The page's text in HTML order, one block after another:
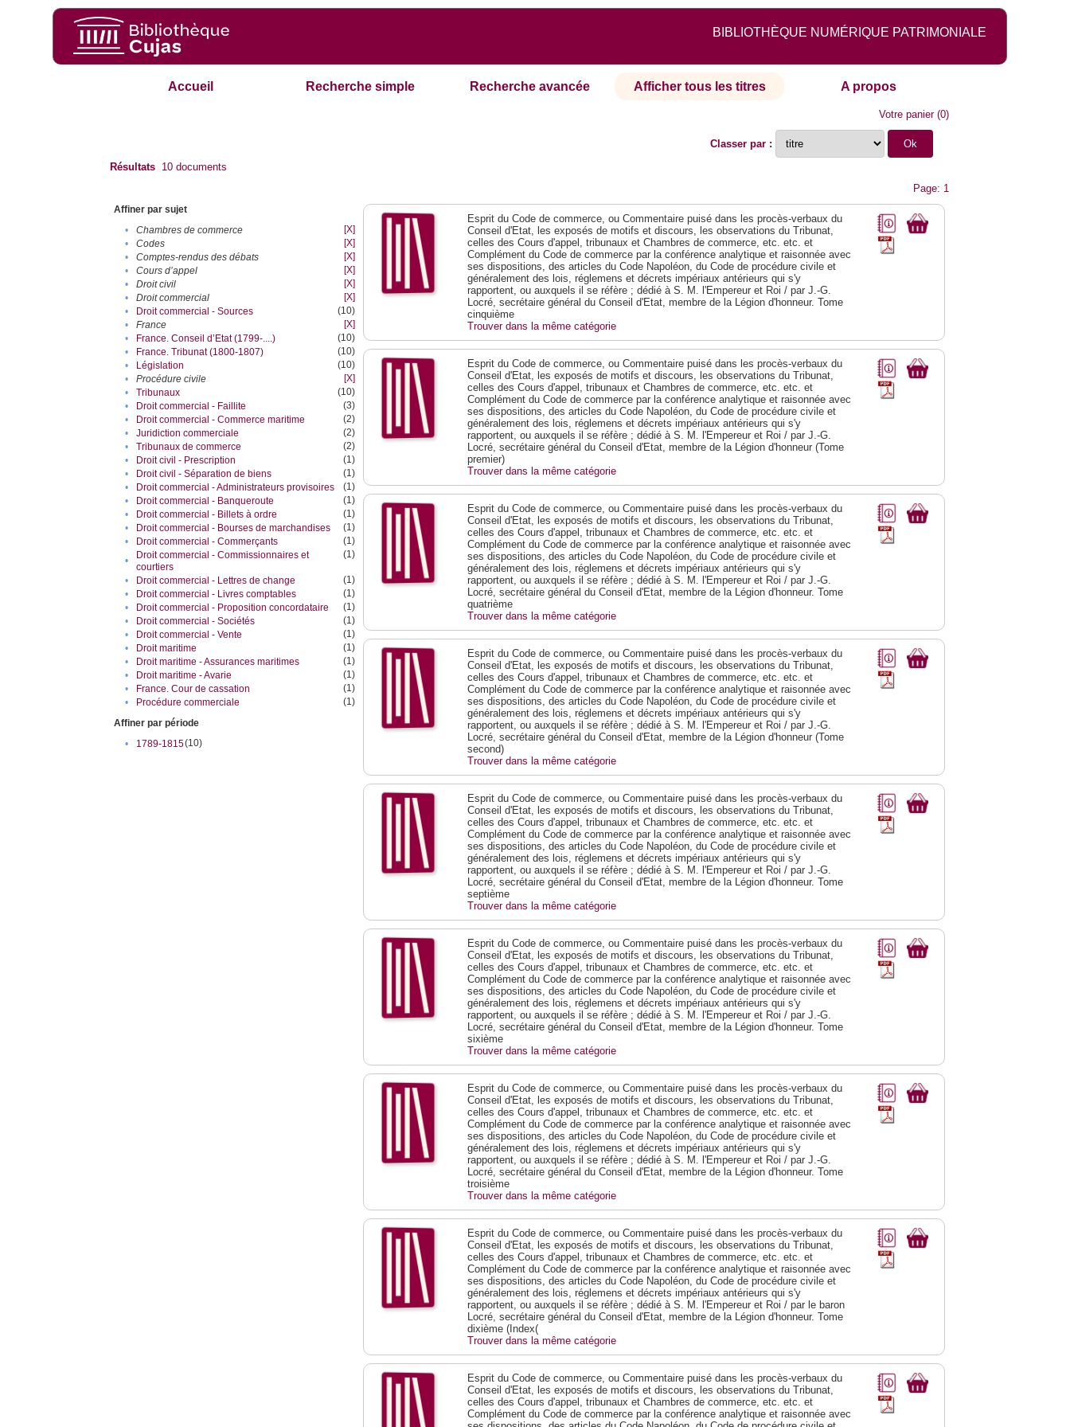
BIBLIOTHÈQUE NUMÉRIQUE PATRIMONIALE
Accueil Recherche simple Recherche avancée Afficher tous les titres A propos
Votre panier(0)
Classer par :
Résultats 10 documents
Page: 1
Affiner par sujet
•
Chambres de commerce
[X]
•
Codes
[X]
•
Comptes-rendus des débats
[X]
•
Cours d’appel
[X]
•
Droit civil
[X]
•
Droit commercial
[X]
•
Droit commercial - Sources
(10)
•
France
[X]
•
France. Conseil d’Etat (1799-....)
(10)
•
France. Tribunat (1800-1807)
(10)
•
Législation
(10)
•
Procédure civile
[X]
•
Tribunaux
(10)
•
Droit commercial - Faillite
(3)
•
Droit commercial - Commerce maritime
(2)
•
Juridiction commerciale
(2)
•
Tribunaux de commerce
(2)
•
Droit civil - Prescription
(1)
•
Droit civil - Séparation de biens
(1)
•
Droit commercial - Administrateurs provisoires
(1)
•
Droit commercial - Banqueroute
(1)
•
Droit commercial - Billets à ordre
(1)
•
Droit commercial - Bourses de marchandises
(1)
•
Droit commercial - Commerçants
(1)
•
Droit commercial - Commissionnaires et
courtiers
(1)
• Droit commercial - Lettres de change
(1)
•
Droit commercial - Livres comptables
(1)
•
Droit commercial - Proposition concordataire
(1)
•
Droit commercial - Sociétés
(1)
•
Droit commercial - Vente
(1)
•
Droit maritime
(1)
•
Droit maritime - Assurances maritimes
(1)
•
Droit maritime - Avarie
(1)
•
France. Cour de cassation
(1)
•
Procédure commerciale
(1)
Affiner par période
•
1789-1815(10)
Esprit du Code de commerce, ou Commentaire puisé dans les procès-verbaux du
Conseil d'Etat, les exposés de motifs et discours, les observations du Tribunat,
celles des Cours d'appel, tribunaux et Chambres de commerce, etc. etc. et
Complément du Code de commerce par la conférence analytique et raisonnée avec
ses dispositions, des articles du Code Napoléon, du Code de procédure civile et
généralement des lois, réglemens et décrets impériaux antérieurs qui s'y
rapportent, ou auxquels il se réfère ; dédié à S. M. l'Empereur et Roi / par J.-G.
Locré, secrétaire général du Conseil d'Etat, membre de la Légion d'honneur. Tome
cinquième
Trouver dans la même catégorie
Esprit du Code de commerce, ou Commentaire puisé dans les procès-verbaux du
Conseil d'Etat, les exposés de motifs et discours, les observations du Tribunat,
celles des Cours d'appel, tribunaux et Chambres de commerce, etc. etc. et
Complément du Code de commerce par la conférence analytique et raisonnée avec
ses dispositions, des articles du Code Napoléon, du Code de procédure civile et
généralement des lois, réglemens et décrets impériaux antérieurs qui s'y
rapportent, ou auxquels il se réfère ; dédié à S. M. l'Empereur et Roi / par J.-G.
Locré, secrétaire général du Conseil d'Etat, membre de la Légion d'honneur (Tome
premier)
Trouver dans la même catégorie
Esprit du Code de commerce, ou Commentaire puisé dans les procès-verbaux du
Conseil d'Etat, les exposés de motifs et discours, les observations du Tribunat,
celles des Cours d'appel, tribunaux et Chambres de commerce, etc. etc. et
Complément du Code de commerce par la conférence analytique et raisonnée avec
ses dispositions, des articles du Code Napoléon, du Code de procédure civile et
généralement des lois, réglemens et décrets impériaux antérieurs qui s'y
rapportent, ou auxquels il se réfère ; dédié à S. M. l'Empereur et Roi / par J.-G.
Locré, secrétaire général du Conseil d'Etat, membre de la Légion d'honneur. Tome
quatrième
Trouver dans la même catégorie
Esprit du Code de commerce, ou Commentaire puisé dans les procès-verbaux du
Conseil d'Etat, les exposés de motifs et discours, les observations du Tribunat,
celles des Cours d'appel, tribunaux et Chambres de commerce, etc. etc. et
Complément du Code de commerce par la conférence analytique et raisonnée avec
ses dispositions, des articles du Code Napoléon, du Code de procédure civile et
généralement des lois, réglemens et décrets impériaux antérieurs qui s'y
rapportent, ou auxquels il se réfère ; dédié à S. M. l'Empereur et Roi / par J.-G.
Locré, secrétaire général du Conseil d'Etat, membre de la Légion d'honneur (Tome
second)
Trouver dans la même catégorie
Esprit du Code de commerce, ou Commentaire puisé dans les procès-verbaux du
Conseil d'Etat, les exposés de motifs et discours, les observations du Tribunat,
celles des Cours d'appel, tribunaux et Chambres de commerce, etc. etc. et
Complément du Code de commerce par la conférence analytique et raisonnée avec
ses dispositions, des articles du Code Napoléon, du Code de procédure civile et
généralement des lois, réglemens et décrets impériaux antérieurs qui s'y
rapportent, ou auxquels il se réfère ; dédié à S. M. l'Empereur et Roi / par J.-G.
Locré, secrétaire général du Conseil d'Etat, membre de la Légion d'honneur. Tome
septième
Trouver dans la même catégorie
Esprit du Code de commerce, ou Commentaire puisé dans les procès-verbaux du
Conseil d'Etat, les exposés de motifs et discours, les observations du Tribunat,
celles des Cours d'appel, tribunaux et Chambres de commerce, etc. etc. et
Complément du Code de commerce par la conférence analytique et raisonnée avec
ses dispositions, des articles du Code Napoléon, du Code de procédure civile et
généralement des lois, réglemens et décrets impériaux antérieurs qui s'y
rapportent, ou auxquels il se réfère ; dédié à S. M. l'Empereur et Roi / par J.-G.
Locré, secrétaire général du Conseil d'Etat, membre de la Légion d'honneur. Tome
sixième
Trouver dans la même catégorie
Esprit du Code de commerce, ou Commentaire puisé dans les procès-verbaux du
Conseil d'Etat, les exposés de motifs et discours, les observations du Tribunat,
celles des Cours d'appel, tribunaux et Chambres de commerce, etc. etc. et
Complément du Code de commerce par la conférence analytique et raisonnée avec
ses dispositions, des articles du Code Napoléon, du Code de procédure civile et
généralement des lois, réglemens et décrets impériaux antérieurs qui s'y
rapportent, ou auxquels il se réfère ; dédié à S. M. l'Empereur et Roi / par J.-G.
Locré, secrétaire général du Conseil d'Etat, membre de la Légion d'honneur. Tome
troisième
Trouver dans la même catégorie
Esprit du Code de commerce, ou Commentaire puisé dans les procès-verbaux du
Conseil d'Etat, les exposés de motifs et discours, les observations du Tribunat,
celles des Cours d'appel, tribunaux et Chambres de commerce, etc. etc. et
Complément du Code de commerce par la conférence analytique et raisonnée avec
ses dispositions, des articles du Code Napoléon, du Code de procédure civile et
généralement des lois, réglemens et décrets impériaux antérieurs qui s'y
rapportent, ou auxquels il se réfère ; dédié à S. M. l'Empereur et Roi / par le baron
Locré, secrétaire général du Conseil d'Etat, membre de la Légion d'honneur. Tome
dixième (Index(
Trouver dans la même catégorie
Esprit du Code de commerce, ou Commentaire puisé dans les procès-verbaux du
Conseil d'Etat, les exposés de motifs et discours, les observations du Tribunat,
celles des Cours d'appel, tribunaux et Chambres de commerce, etc. etc. et
Complément du Code de commerce par la conférence analytique et raisonnée avec